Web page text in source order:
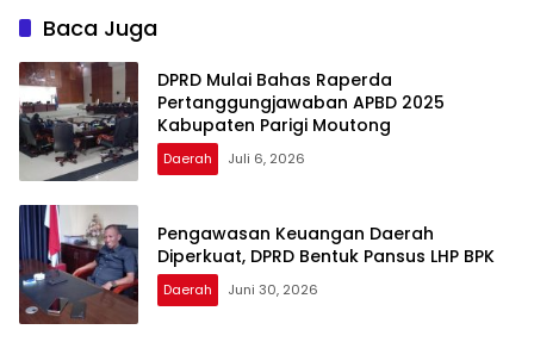
Baca Juga
DPRD Mulai Bahas Raperda
Pertanggungjawaban APBD 2025
Kabupaten Parigi Moutong
Daerah Juli 6, 2026
Pengawasan Keuangan Daerah
Diperkuat, DPRD Bentuk Pansus LHP BPK
Daerah Juni 30, 2026